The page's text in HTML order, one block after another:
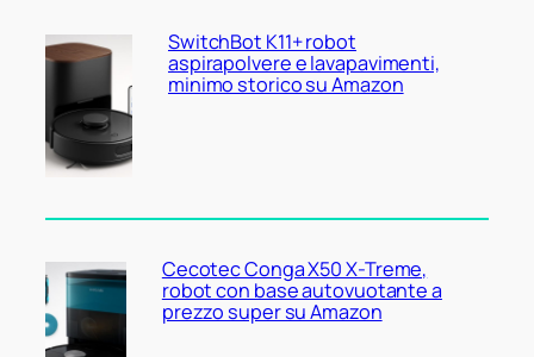
SwitchBot K11+ robot
aspirapolvere e lavapavimenti,
minimo storico su Amazon
Cecotec Conga X50 X-Treme,
robot con base autovuotante a
prezzo super su Amazon